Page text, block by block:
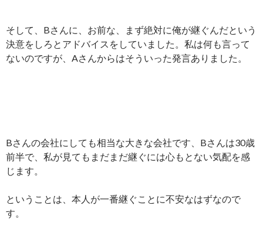
そして、Bさんに、お前な、まず絶対に俺が継ぐんだという
決意をしろとアドバイスをしていました。私は何も言って
ないのですが、Aさんからはそういった発言ありました。
Bさんの会社にしても相当な大きな会社です、Bさんは30歳
前半で、私が見てもまだまだ継ぐには心もとない気配を感
じます。
ということは、本人が一番継ぐことに不安なはずなので
す。